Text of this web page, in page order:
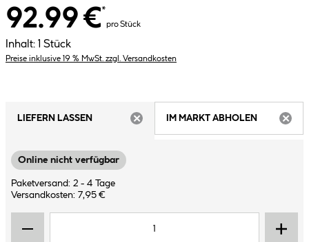
92.99 €*
pro Stück
Inhalt: 1 Stück
Preise inklusive 19 % MwSt. zzgl. Versandkosten
LIEFERN LASSEN
IM MARKT ABHOLEN
Online nicht verfügbar
Paketversand: 2 - 4 Tage
Versandkosten: 7,95 €